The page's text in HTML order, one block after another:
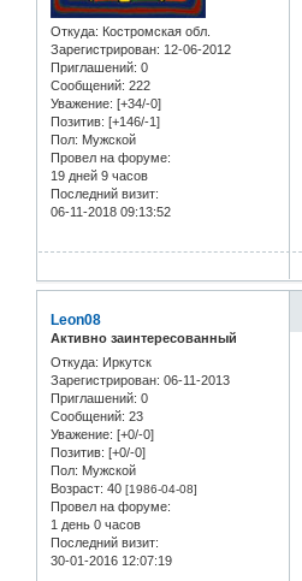
Откуда: Костромская обл.
Зарегистрирован: 12-06-2012
Приглашений: 0
Сообщений: 222
Уважение: [+34/-0]
Позитив: [+146/-1]
Пол: Мужской
Провел на форуме:
19 дней 9 часов
Последний визит:
06-11-2018 09:13:52
Leon08
Активно заинтересованный
Откуда: Иркутск
Зарегистрирован: 06-11-2013
Приглашений: 0
Сообщений: 23
Уважение: [+0/-0]
Позитив: [+0/-0]
Пол: Мужской
Возраст: 40 [1986-04-08]
Провел на форуме:
1 день 0 часов
Последний визит:
30-01-2016 12:07:19